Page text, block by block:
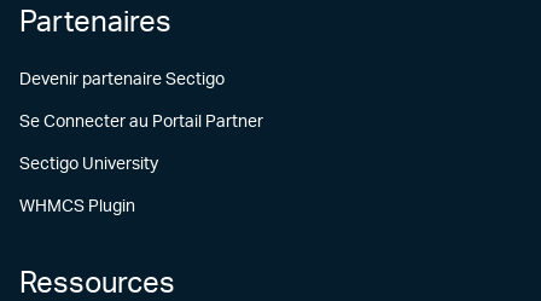
Partenaires
Devenir partenaire Sectigo
Se Connecter au Portail Partner
Sectigo University
WHMCS Plugin
Ressources